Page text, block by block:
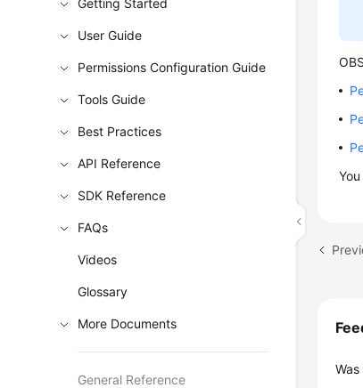
Getting Started
User Guide
Permissions Configuration Guide
Tools Guide
Best Practices
API Reference
SDK Reference
FAQs
Videos
Glossary
More Documents
General Reference